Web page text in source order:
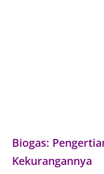
Biogas:
Kekurangannya